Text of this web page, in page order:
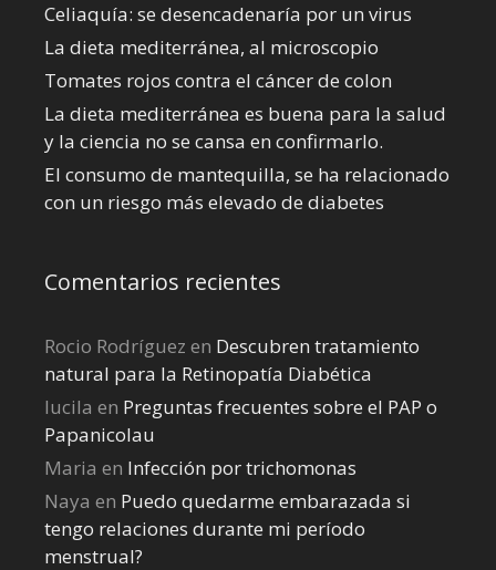
Celiaquía: se desencadenaría por un virus
La dieta mediterránea, al microscopio
Tomates rojos contra el cáncer de colon
La dieta mediterránea es buena para la salud
y la ciencia no se cansa en confirmarlo.
El consumo de mantequilla, se ha relacionado
con un riesgo más elevado de diabetes
Comentarios recientes
Rocio Rodríguez en Descubren tratamiento
natural para la Retinopatía Diabética
lucila en Preguntas frecuentes sobre el PAP o
Papanicolau
Maria en Infección por trichomonas
Naya en Puedo quedarme embarazada si
tengo relaciones durante mi perí­odo
menstrual?